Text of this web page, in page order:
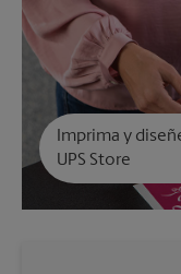
Imprima y
UPS Store